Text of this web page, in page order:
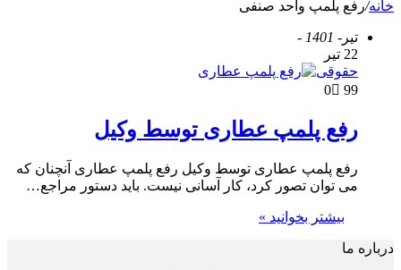
خانه/رفع پلمپ واحد صنفی
تیر - 1401 -
22 تیر
حقوقی
0
99
رفع پلمپ عطاری توسط وکیل
رفع پلمپ عطاری توسط وکیل رفع پلمپ عطاری آنچنان که
می توان تصور کرد، کار آسانی نیست. باید دستور مراجع…
بیشتر بخوانید »
درباره ما